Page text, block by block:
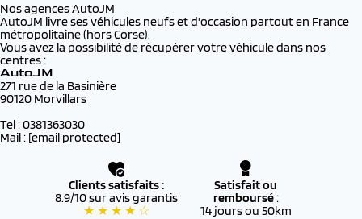
Nos agences AutoJM
AutoJM livre ses véhicules neufs et d'occasion partout en France
métropolitaine (hors Corse).
Vous avez la possibilité de récupérer votre véhicule dans nos
centres :
AutoJM
271 rue de la Basinière
90120 Morvillars
Tel : 0381363030
Mail : [email protected]
Clients satisfaits :
8.9/10 sur avis garantis
★ ★ ★ ★ ☆
Satisfait ou
remboursé:
14 jours ou 50km